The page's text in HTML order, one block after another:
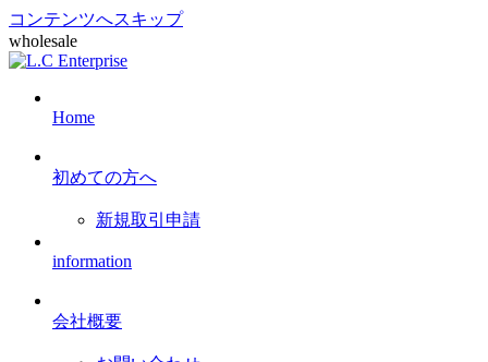
コンテンツへスキップ
wholesale
Home
初めての方へ
新規取引申請
information
会社概要